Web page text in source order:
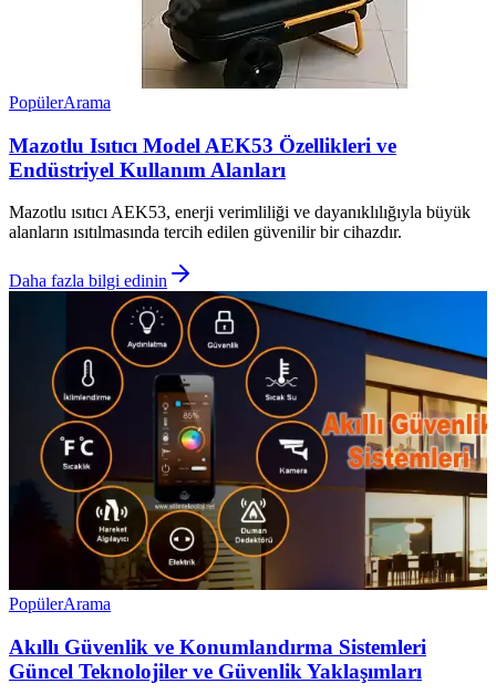
PopülerArama
Mazotlu Isıtıcı Model AEK53 Özellikleri ve
Endüstriyel Kullanım Alanları
Mazotlu ısıtıcı AEK53, enerji verimliliği ve dayanıklılığıyla büyük
alanların ısıtılmasında tercih edilen güvenilir bir cihazdır.
Daha fazla bilgi edinin
PopülerArama
Akıllı Güvenlik ve Konumlandırma Sistemleri
Güncel Teknolojiler ve Güvenlik Yaklaşımları